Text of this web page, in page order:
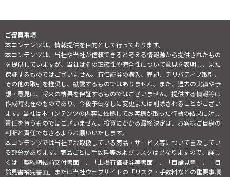
ご留意事項
本コンテンツは、情報提供を目的として行っております。
本コンテンツは、当社や当社が信頼できると考える情報源から提供されたもの
を提供していますが、当社はその正確性や完全性について意見を表明し、また
保証するものではございません。有価証券の購入、売却、デリバティブ取引、
その他の取引を推奨し、勧誘するものではありません。また、過去の実績や予
想・意見は、将来の結果を保証するものではございません。提供する情報等は
作成時現在のものであり、今後予告なしに変更または削除されることがござい
ます。当社は本コンテンツの内容に依拠してお客様が取った行動の結果に対し
責任を負うものではございません。投資にかかる最終決定は、お客様ご自身の
判断と責任でなさるようお願いいたします。
本コンテンツでは当社でお取扱している商品・サービス等について言及してい
る部分があります。商品ごとに手数料等およびリスクは異なりますので、詳し
くは「契約締結前交付書面」、「上場有価証券等書面」、「目論見書」、「目
論見書補完書面」または当社ウェブサイトの「リスク・手数料などの重要事項